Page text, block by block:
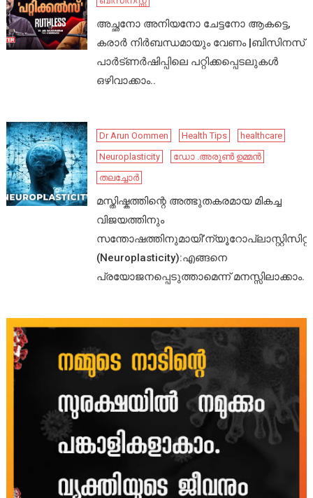
അച്ഛനോ അനിയനോ ചേട്ടനോ ആകട്ടെ,
കരാർ നിർബന്ധമായും വേണം |ബിസിനസ്
പാർട്ണർഷിപ്പിലെ പറ്റിക്കപ്പെടലുകൾ
ഒഴിവാക്കാം..
Dr Arun Oommen Health Tips
healthcare
Neuroplasticity
ഡോ .അരുൺ ഉമ്മൻ
തലച്ചോർ
മസ്തിഷ്കത്തിന്റെ അത്ഭുതകരമായ മികച്ച
വിജയത്തിനും
സന്തോഷത്തിനുമായി’ന്യൂറോപ്ലാസ്റ്റിസിറ്റി’
(Neuroplasticity):എങ്ങനെ
പ്രയോജനപ്പെടുത്താമെന്ന് മനസ്സിലാക്കാം.